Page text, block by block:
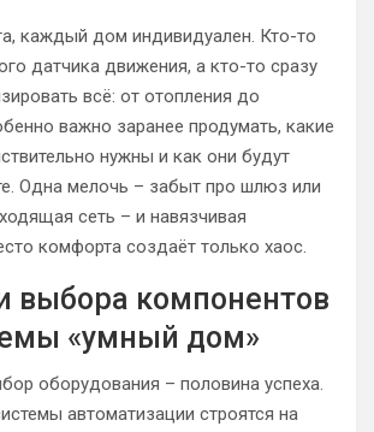
каждый дом индивидуален. Кто-то
датчика движения, а кто-то сразу
всё: от отопления до
важно заранее продумать, какие
нужны и как они будут
Одна мелочь – забыт про шлюз или
сеть – и навязчивая
комфорта создаёт только хаос.
выбора компонентов
«умный дом»
оборудования – половина успеха.
автоматизации строятся на